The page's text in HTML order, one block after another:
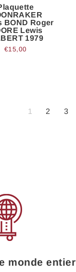
BOND Roger
Lewis
1979
€15,00
1 2 3
monde entier